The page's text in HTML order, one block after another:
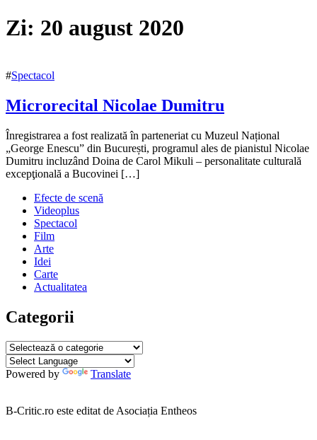
Zi: 20 august 2020
#Spectacol
Microrecital Nicolae Dumitru
20
august
202020
august
Înregistrarea a fost realizată în parteneriat cu Muzeul Național
„George Enescu” din București, programul ales de pianistul Nicolae
Dumitru incluzând Doina de Carol Mikuli – personalitate culturală
excepţională a Bucovinei […]
Efecte de scenă
Videoplus
Spectacol
Film
Arte
Idei
Carte
Actualitatea
Categorii
Categorii
Powered by Translate
B-Critic.ro este editat de Asociația Entheos